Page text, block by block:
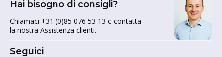
Hai bisogno di consigli?
Chiamaci +31 (0)85 076 53 13 o contatta
la nostra Assistenza clienti.
Seguici